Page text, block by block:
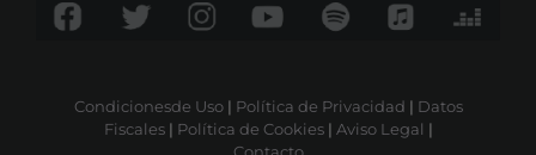
Condicionesde Uso| Política de Privacidad | Datos
Fiscales| Política de Cookies| Aviso Legal |